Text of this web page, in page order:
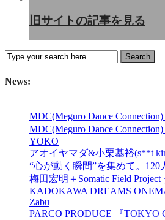
旧サイトの記事を見る
News:
MDC(Meguro Dance
MDC(Meguro Dance
YOKO
アオイヤマダ&小栗基裕(s**t
“心が動く瞬間”を集めて。
梅田宏明＋Somatic Field Project
KADOKAWA DREAMS
Zabu
PARCO PRODUCE 『TOKYO